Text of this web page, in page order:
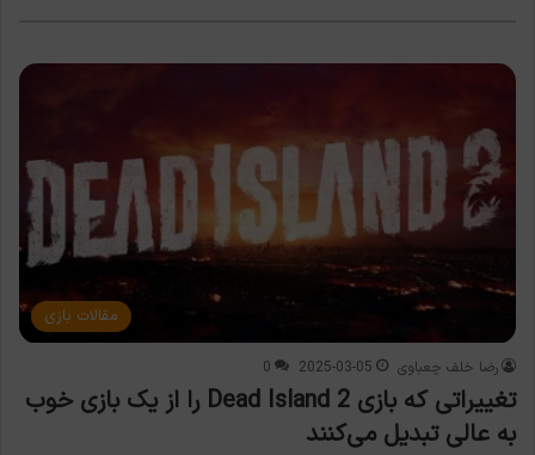
مقالات بازی
رضا خلف چعباوی 2025-03-05
0
تغییراتی که بازی Dead Island 2 را از یک بازی خوب
به عالی تبدیل می‌کنند